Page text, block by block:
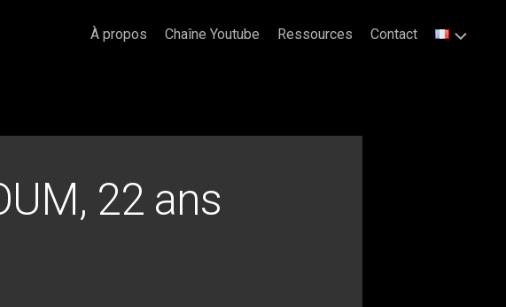
À propos Chaîne Youtube Ressources Contact
22 ans